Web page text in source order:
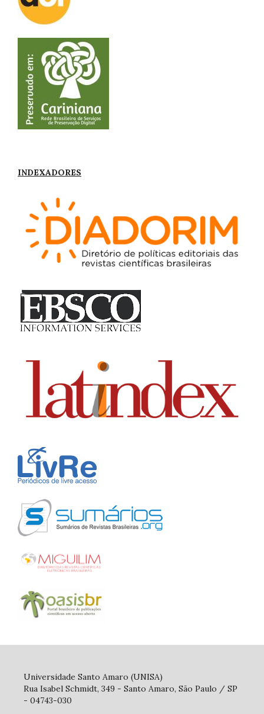
INDEXADORES
Universidade Santo Amaro (UNISA)
Rua Isabel Schmidt, 349 - Santo Amaro, São Paulo / SP
- 04743-030